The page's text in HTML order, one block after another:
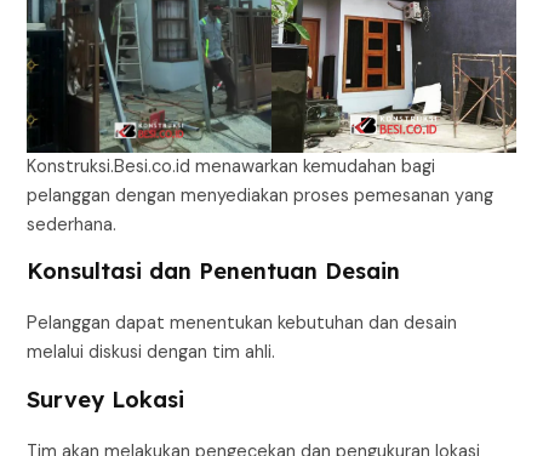
Konstruksi.Besi.co.id menawarkan kemudahan bagi
pelanggan dengan menyediakan proses pemesanan yang
sederhana.
Konsultasi dan Penentuan Desain
Pelanggan dapat menentukan kebutuhan dan desain
melalui diskusi dengan tim ahli.
Survey Lokasi